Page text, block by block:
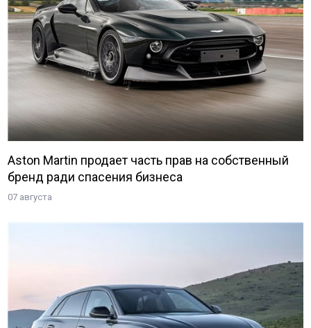
Aston Martin продает часть прав на собственный
бренд ради спасения бизнеса
07 августа